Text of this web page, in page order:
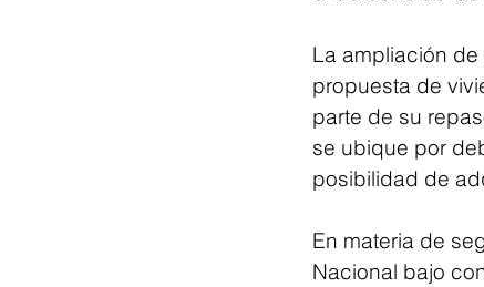
La ampliación
propuesta de
parte de su
se ubique por
posibilidad de
En materia de
Nacional bajo